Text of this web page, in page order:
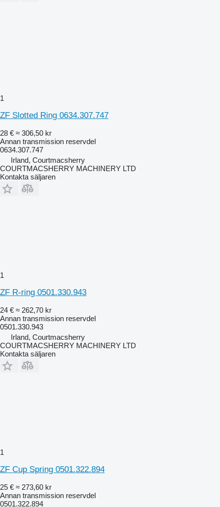
1
ZF Slotted Ring 0634.307.747
28 € ≈ 306,50 kr
Annan transmission reservdel
0634.307.747
Irland, Courtmacsherry
COURTMACSHERRY MACHINERY LTD
Kontakta säljaren
1
ZF R-ring 0501.330.943
24 € ≈ 262,70 kr
Annan transmission reservdel
0501.330.943
Irland, Courtmacsherry
COURTMACSHERRY MACHINERY LTD
Kontakta säljaren
1
ZF Cup Spring 0501.322.894
25 € ≈ 273,60 kr
Annan transmission reservdel
0501.322.894